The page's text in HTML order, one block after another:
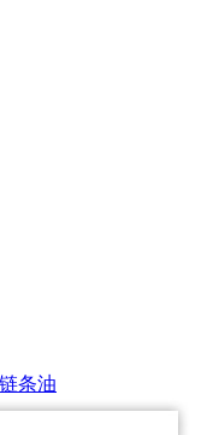
链条油